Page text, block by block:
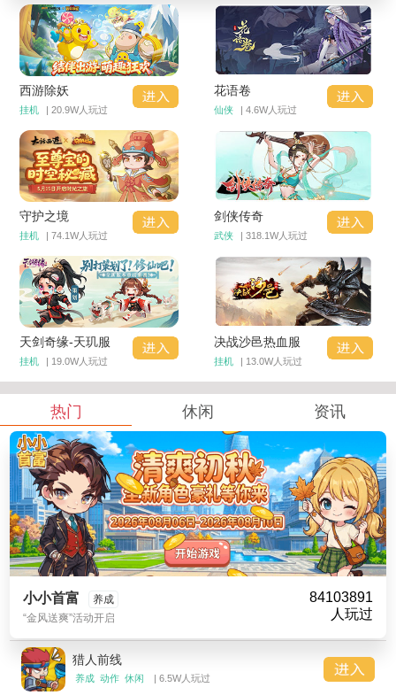
西游除妖
挂机 | 20.9W人玩过
花语卷
仙侠 | 4.6W人玩过
守护之境
挂机 | 74.1W人玩过
剑侠传奇
武侠 | 318.1W人玩过
天剑奇缘-天玑服
挂机 | 19.0W人玩过
决战沙邑热血服
挂机 | 13.0W人玩过
热门 休闲 资讯
小小首富
养成
“金风送爽”活动开启
84103891
人玩过
猎人前线
养成 动作 休闲 | 6.5W人玩过